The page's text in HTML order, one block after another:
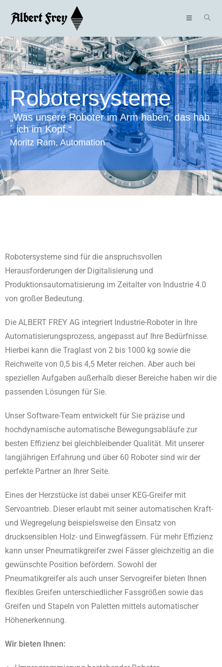
Roboter­systeme
„Was unsere Roboter im Arm haben, das hab
´ ich im Kopf.“
Moritz Ram, Automation
Robotersysteme sind für die anspruchsvollen
Herausforderungen der Digitalisierung und
Produktionsautomatisierung im Zeitalter von Industrie 4.0
von großer Bedeutung.
Die ALBERT FREY AG integriert Industrie-Roboter in Ihre
Automatisierungsprozess, angepasst auf Ihre Bedürfnisse.
Hierbei kann die Traglast von 2 bis 1000 kg sowie die
Reichweite von 0,5 bis 4,5 Meter reichen. Aber auch bei
speziellen Aufgaben außerhalb dieser Bereiche haben wir die
passenden Lösungen für Sie.
Unser Software-Team entwickelt für Sie präzise und
hochdynamische automatische Bewegungsabläufe zur
besten Effizienz bei gleichbleibender Qualität. Mit unserer
langjährigen Erfahrung und über 60 Roboter sind wir der
perfekte Partner an Ihrer Seite.
Eines der Herzstücke ist dabei unser KEG-Greifer mit
Servoantrieb. Dieser erlaubt mit seiner automatischen Kraft-
und Wegregelung beispielsweise den Einsatz von
drucksensiblen Holz- und Einwegfässern. Für mehr Effizienz
kann unser Pneumatikgreifer zwei Fässer gleichzeitig an die
gewünschte Position befördern. Sowohl der
Pneumatikgreifer als auch unser Servogreifer bieten Ihnen
flexibles Greifen unterschiedlicher Fassgrößen sowie das
Greifen und Stapeln von Paletten mittels automatischer
Höhenerkennung.
Wir bieten Ihnen: